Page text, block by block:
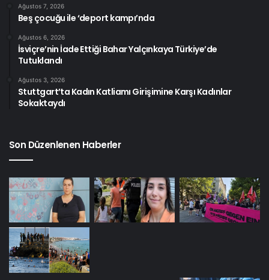
Ağustos 7, 2026
Beş çocuğu ile ‘deport kampı’nda
Ağustos 6, 2026
İsviçre’nin İade Ettiği Bahar Yalçınkaya Türkiye’de
Tutuklandı
Ağustos 3, 2026
Stuttgart’ta Kadın Katliamı Girişimine Karşı Kadınlar
Sokaktaydı
Son Düzenlenen Haberler